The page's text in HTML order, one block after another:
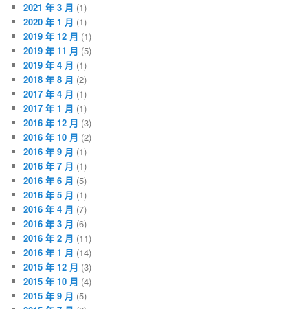
2021 年 3 月 (1)
2020 年 1 月 (1)
2019 年 12 月 (1)
2019 年 11 月 (5)
2019 年 4 月 (1)
2018 年 8 月 (2)
2017 年 4 月 (1)
2017 年 1 月 (1)
2016 年 12 月 (3)
2016 年 10 月 (2)
2016 年 9 月 (1)
2016 年 7 月 (1)
2016 年 6 月 (5)
2016 年 5 月 (1)
2016 年 4 月 (7)
2016 年 3 月 (6)
2016 年 2 月 (11)
2016 年 1 月 (14)
2015 年 12 月 (3)
2015 年 10 月 (4)
2015 年 9 月 (5)